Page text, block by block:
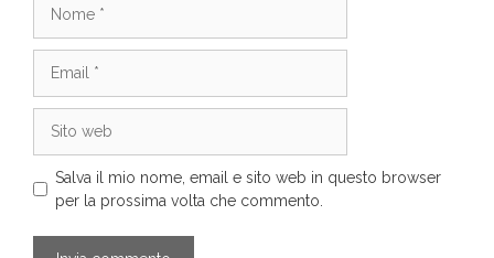
web
Salva il mio nome, email e sito web in questo browser
per la prossima volta che commento.